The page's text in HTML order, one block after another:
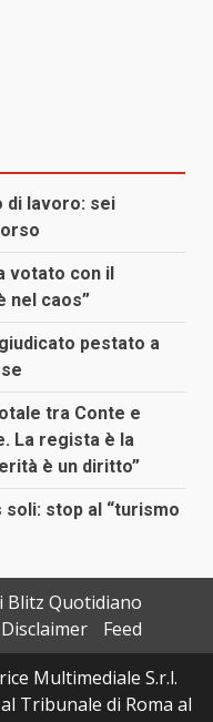
di lavoro: sei
votato con il
nel caos”
pestato a
tra Conte e
La regista è la
è un diritto”
stop al “turismo
Blitz Quotidiano
Disclaimer
Feed
Multimediale S.r.l.
Tribunale di Roma al